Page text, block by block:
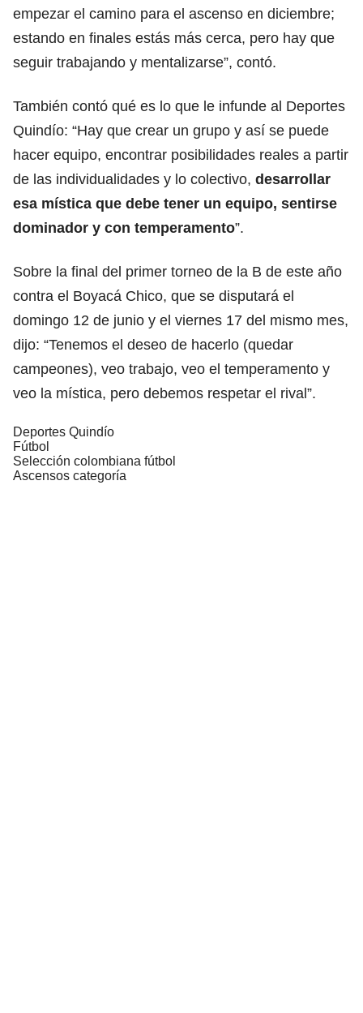
empezar el camino para el ascenso en diciembre;
estando en finales estás más cerca, pero hay que
seguir trabajando y mentalizarse”, contó.
También contó qué es lo que le infunde al Deportes
Quindío: “Hay que crear un grupo y así se puede
hacer equipo, encontrar posibilidades reales a partir
de las individualidades y lo colectivo, desarrollar
esa mística que debe tener un equipo, sentirse
dominador y con temperamento”.
Sobre la final del primer torneo de la B de este año
contra el Boyacá Chico, que se disputará el
domingo 12 de junio y el viernes 17 del mismo mes,
dijo: “Tenemos el deseo de hacerlo (quedar
campeones), veo trabajo, veo el temperamento y
veo la mística, pero debemos respetar el rival”.
Deportes Quindío
Fútbol
Selección colombiana fútbol
Ascensos categoría